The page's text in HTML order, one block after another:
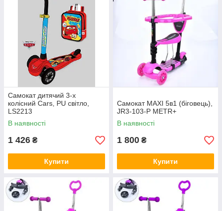
Самокат дитячий 3-х
колісний Cars, PU світло,
LS2213
В наявності
1 426 ₴
Купити
Самокат MAXI 5в1 (біговець),
JR3-103-P METR+
В наявності
1 800 ₴
Купити